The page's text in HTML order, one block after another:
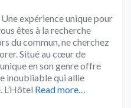
expérience unique pour
êtes à la recherche
du commun, ne cherchez
Situé au cœur de
en son genre offre
inoubliable qui allie
Read more…